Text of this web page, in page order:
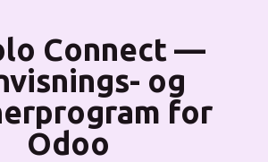
Connect —
og
for
Odoo